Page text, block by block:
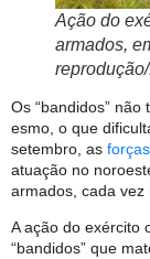
Ação do
armados,
Os “bandidos” não
esmo, o que
setembro, as
atuação no
armados, cada vez
A ação do exército
“bandidos” que